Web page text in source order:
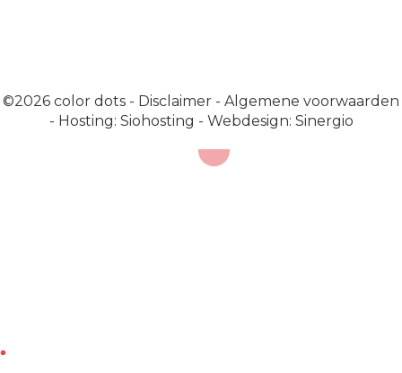
©2026 color dots - Disclaimer - Algemene voorwaarden
- Hosting: Siohosting - Webdesign: Sinergio